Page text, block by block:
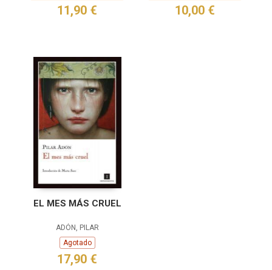
11,90 € 10,00 €
EL MES MÁS CRUEL
ADÓN, PILAR
Agotado
17,90 €